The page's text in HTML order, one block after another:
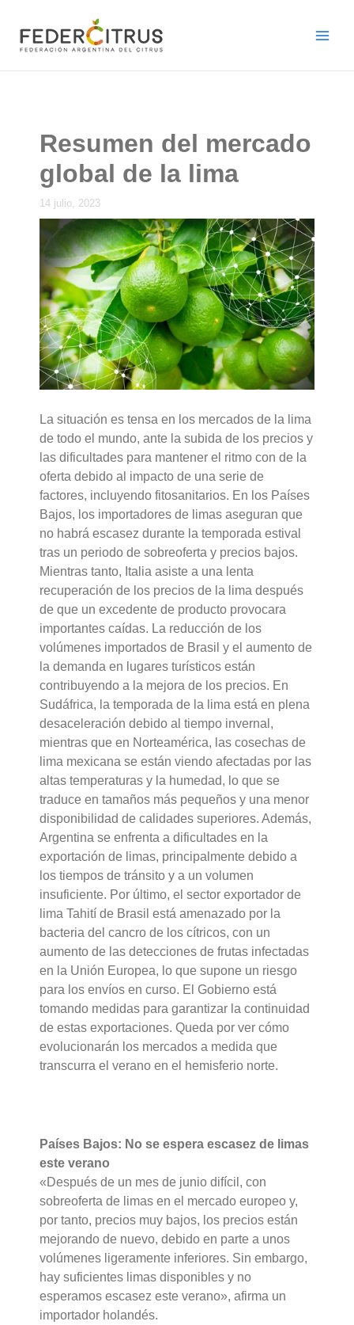
contenido
Resumen del mercado
global de la lima
14 julio, 2023
La situación es tensa en los mercados de la lima
de todo el mundo, ante la subida de los precios y
las dificultades para mantener el ritmo con de la
oferta debido al impacto de una serie de
factores, incluyendo fitosanitarios. En los Países
Bajos, los importadores de limas aseguran que
no habrá escasez durante la temporada estival
tras un periodo de sobreoferta y precios bajos.
Mientras tanto, Italia asiste a una lenta
recuperación de los precios de la lima después
de que un excedente de producto provocara
importantes caídas. La reducción de los
volúmenes importados de Brasil y el aumento de
la demanda en lugares turísticos están
contribuyendo a la mejora de los precios. En
Sudáfrica, la temporada de la lima está en plena
desaceleración debido al tiempo invernal,
mientras que en Norteamérica, las cosechas de
lima mexicana se están viendo afectadas por las
altas temperaturas y la humedad, lo que se
traduce en tamaños más pequeños y una menor
disponibilidad de calidades superiores. Además,
Argentina se enfrenta a dificultades en la
exportación de limas, principalmente debido a
los tiempos de tránsito y a un volumen
insuficiente. Por último, el sector exportador de
lima Tahití de Brasil está amenazado por la
bacteria del cancro de los cítricos, con un
aumento de las detecciones de frutas infectadas
en la Unión Europea, lo que supone un riesgo
para los envíos en curso. El Gobierno está
tomando medidas para garantizar la continuidad
de estas exportaciones. Queda por ver cómo
evolucionarán los mercados a medida que
transcurra el verano en el hemisferio norte.
Países Bajos: No se espera escasez de limas
este verano
«Después de un mes de junio difícil, con
sobreoferta de limas en el mercado europeo y,
por tanto, precios muy bajos, los precios están
mejorando de nuevo, debido en parte a unos
volúmenes ligeramente inferiores. Sin embargo,
hay suficientes limas disponibles y no
esperamos escasez este verano», afirma un
importador holandés.